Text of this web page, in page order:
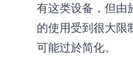
有这类设备，但由
的使用受到很大限
可能过於简化。